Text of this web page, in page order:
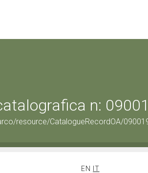
n:
resource/CatalogueRecordOA/
EN
IT